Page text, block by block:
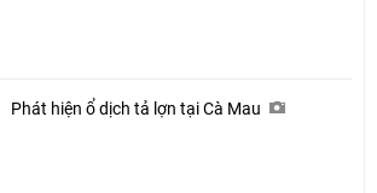
Phát hiện ổ dịch tả lợn tại Cà Mau